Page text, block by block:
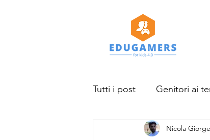
Tutti i post Genitori ai
Studi e ricercheNicola